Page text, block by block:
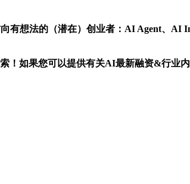
想法的（潜在）创业者：AI Agent、AI
如果您可以提供有关AI最新融资&行业内